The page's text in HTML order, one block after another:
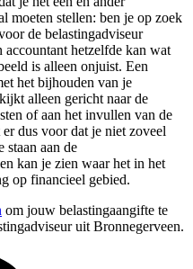
moeten stellen: ben je op zoek
de belastingadviseur
accountant hetzelfde kan wat
is alleen onjuist. Een
het bijhouden van je
alleen gericht naar de
of aan het invullen van de
dus voor dat je niet zoveel
staan aan de
kan je zien waar het in het
op financieel gebied.
om jouw belastingaangifte te
uit Bronnegerveen.